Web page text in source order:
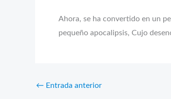
Ahora, se ha convertido en un
pequeño apocalipsis, Cujo
← Entrada anterior